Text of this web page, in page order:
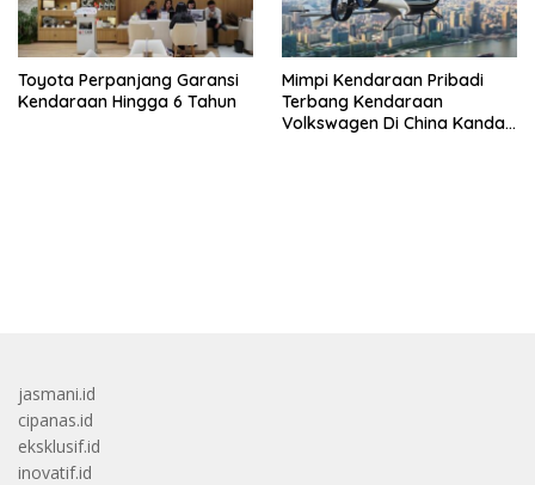
Toyota Perpanjang Garansi
Kendaraan Hingga 6 Tahun
Mimpi Kendaraan Pribadi
Terbang Kendaraan
Volkswagen Di China Kandas
jasmani.id
cipanas.id
eksklusif.id
inovatif.id